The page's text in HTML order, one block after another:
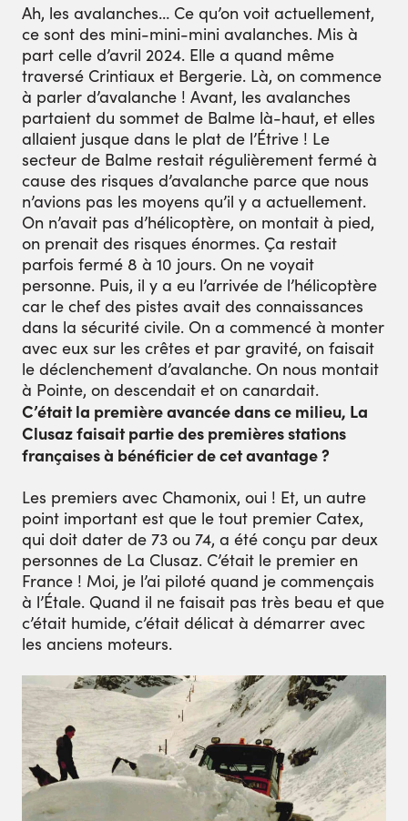
Ah, les avalanches… Ce qu’on voit actuellement,
ce sont des mini-mini-mini avalanches. Mis à
part celle d’avril 2024. Elle a quand même
traversé Crintiaux et Bergerie. Là, on commence
à parler d’avalanche ! Avant, les avalanches
partaient du sommet de Balme là-haut, et elles
allaient jusque dans le plat de l’Étrive ! Le
secteur de Balme restait régulièrement fermé à
cause des risques d’avalanche parce que nous
n’avions pas les moyens qu’il y a actuellement.
On n’avait pas d’hélicoptère, on montait à pied,
on prenait des risques énormes. Ça restait
parfois fermé 8 à 10 jours. On ne voyait
personne. Puis, il y a eu l’arrivée de l’hélicoptère
car le chef des pistes avait des connaissances
dans la sécurité civile. On a commencé à monter
avec eux sur les crêtes et par gravité, on faisait
le déclenchement d’avalanche. On nous montait
à Pointe, on descendait et on canardait.
C’était la première avancée dans ce milieu, La
Clusaz faisait partie des premières stations
françaises à bénéficier de cet avantage ?
Les premiers avec Chamonix, oui ! Et, un autre
point important est que le tout premier Catex,
qui doit dater de 73 ou 74, a été conçu par deux
personnes de La Clusaz. C’était le premier en
France ! Moi, je l’ai piloté quand je commençais
à l’Étale. Quand il ne faisait pas très beau et que
c’était humide, c’était délicat à démarrer avec
les anciens moteurs.